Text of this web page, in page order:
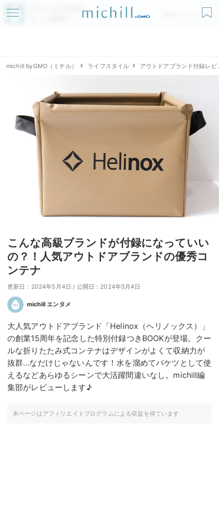
アプリでmichillが
無料ダウンロード
michill byGMO（ミチル） ライフスタイル アウトドアブランド付録レビ
こんな高級ブランドが付録になっていい
の？！人気アウトドアブランドの優秀コ
ンテナ
更新日：2024年5月4日 / 公開日：2024年5月4日
michill エンタメ
大人気アウトドアブランド「Helinox（ヘリノックス）」
の創業15周年を記念した特別付録つきBOOKが登場。クー
ルな折りたたみ式コンテナはデザインがよくて収納力が
抜群…なだけじゃないんです！水を溜めてバケツとして使
えるなどあらゆるシーンで大活躍間違いなし。michill編
集部がレビューします♪
本ページはアフィリエイトプログラムによる収益を得ています